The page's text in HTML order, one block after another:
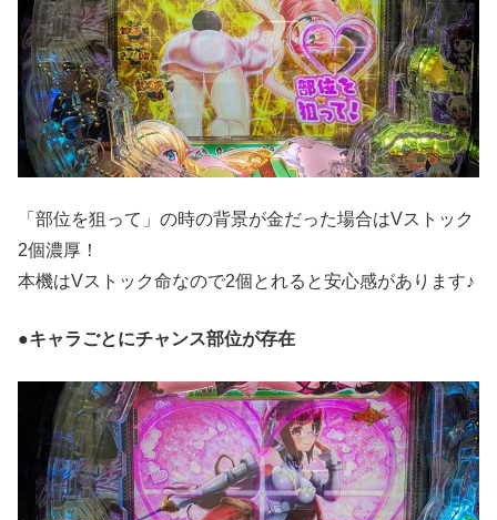
「部位を狙って」の時の背景が金だった場合はVストック
2個濃厚！
本機はVストック命なので2個とれると安心感があります♪
●キャラごとにチャンス部位が存在